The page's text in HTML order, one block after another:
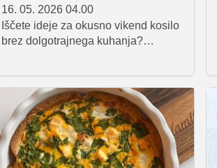
16. 05. 2026 04.00
Iščete ideje za okusno vikend kosilo
brez dolgotrajnega kuhanja?
sveže sezonske sestavine. Od
slastnih njokov do jedi iz enega
pekača – hitro, enostavno in vedno
zelo okusno.